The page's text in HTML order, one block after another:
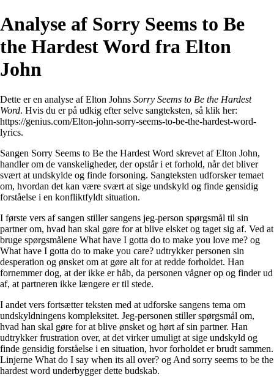
Analyse af Sorry Seems to Be
the Hardest Word fra Elton
John
Dette er en analyse af Elton Johns Sorry Seems to Be the Hardest
Word. Hvis du er på udkig efter selve sangteksten, så klik her:
https://genius.com/Elton-john-sorry-seems-to-be-the-hardest-word-
lyrics.
Sangen Sorry Seems to Be the Hardest Word skrevet af Elton John,
handler om de vanskeligheder, der opstår i et forhold, når det bliver
svært at undskylde og finde forsoning. Sangteksten udforsker temaet
om, hvordan det kan være svært at sige undskyld og finde gensidig
forståelse i en konfliktfyldt situation.
I første vers af sangen stiller sangens jeg-person spørgsmål til sin
partner om, hvad han skal gøre for at blive elsket og taget sig af. Ved at
bruge spørgsmålene What have I gotta do to make you love me? og
What have I gotta do to make you care? udtrykker personen sin
desperation og ønsket om at gøre alt for at redde forholdet. Han
fornemmer dog, at der ikke er håb, da personen vågner op og finder ud
af, at partneren ikke længere er til stede.
I andet vers fortsætter teksten med at udforske sangens tema om
undskyldningens kompleksitet. Jeg-personen stiller spørgsmål om,
hvad han skal gøre for at blive ønsket og hørt af sin partner. Han
udtrykker frustration over, at det virker umuligt at sige undskyld og
finde gensidig forståelse i en situation, hvor forholdet er brudt sammen.
Linjerne What do I say when its all over? og And sorry seems to be the
hardest word underbygger dette budskab.